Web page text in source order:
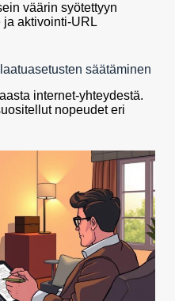
väärin syötettyyn
ja aktivointi-URL
säätäminen
internet-yhteydestä.
nopeudet eri